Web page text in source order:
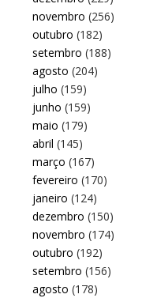
novembro (256)
outubro (182)
setembro (188)
agosto (204)
julho (159)
junho (159)
maio (179)
abril (145)
março (167)
fevereiro (170)
janeiro (124)
dezembro (150)
novembro (174)
outubro (192)
setembro (156)
agosto (178)